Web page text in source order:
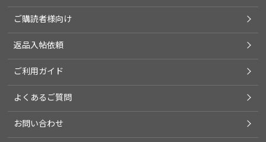
ご購読者様向け
返品入帖依頼
ご利用ガイド
よくあるご質問
お問い合わせ